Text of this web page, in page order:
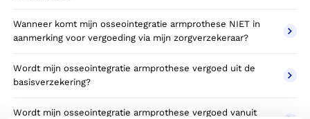
Wanneer komt mijn osseointegratie armprothese NIET in
aanmerking voor vergoeding via mijn zorgverzekeraar?
Wordt mijn osseointegratie armprothese vergoed uit de
basisverzekering?
Wordt mijn osseointegratie armprothese vergoed vanuit